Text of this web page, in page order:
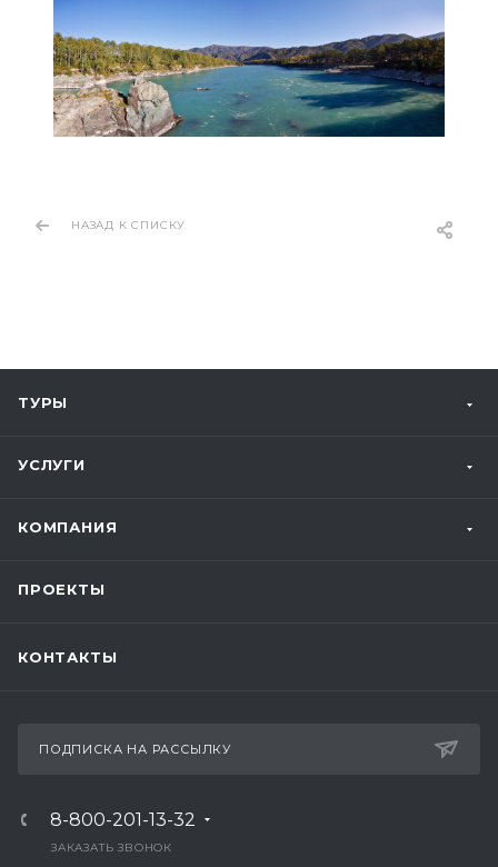
НАЗАД К СПИСКУ
ТУРЫ
УСЛУГИ
КОМПАНИЯ
ПРОЕКТЫ
КОНТАКТЫ
ПОДПИСКА НА РАССЫЛКУ
8-800-201-13-32
ЗАКАЗАТЬ ЗВОНОК